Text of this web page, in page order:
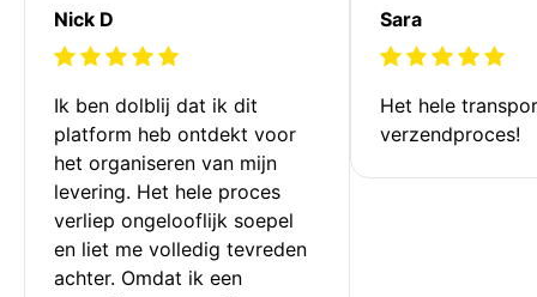
Nick D
Ik ben dolblij dat ik dit
platform heb ontdekt voor
het organiseren van mijn
levering. Het hele proces
verliep ongelooflijk soepel
en liet me volledig tevreden
achter. Omdat ik een
Sara
Het hele
verzendproces!